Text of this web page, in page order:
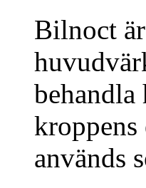
Bilnoct
behandla
kroppens
används